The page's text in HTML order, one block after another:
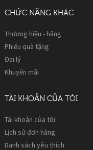
CHỨC NĂNG KHÁC
Thương hiệu - hãng
Phiếu quà tặng
Đại lý
Khuyến mãi
TÀI KHOẢN CỦA TÔI
Tài khoản của tôi
Lịch sử đơn hàng
Danh sách yêu thích